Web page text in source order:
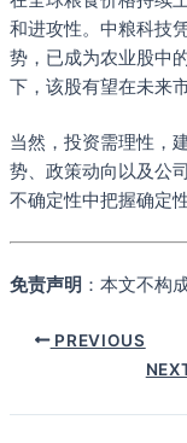
和进攻性。中粮科技
势，已成为农业股中
下，该股有望在未来
当然，投资需理性，
势、政策动向以及公
不确定性中把握确定性
免责声明 ：本文不构
PREVIOUS